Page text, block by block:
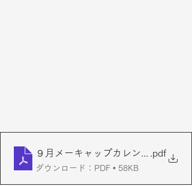
９月メーキャップカレンダー（
.pdf
ダウンロード：PDF • 58KB